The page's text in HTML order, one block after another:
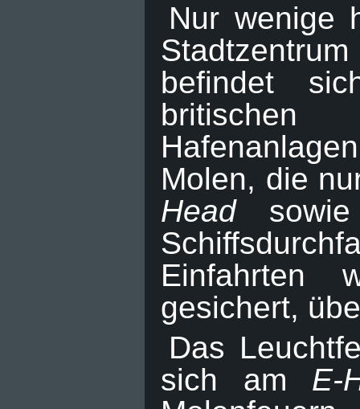
Nur wenige
befindet
britischen
Molen, die
Headsowie
Einfahrten
gesichert,
Das
sich am E-